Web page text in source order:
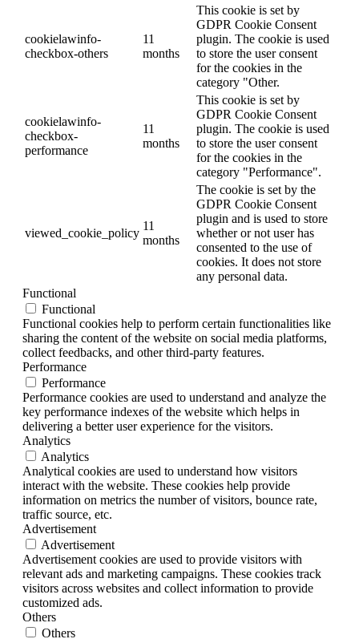
cookielawinfo-
checkbox-others
11
months
This cookie is set by
GDPR Cookie Consent
plugin. The cookie is used
to store the user consent
for the cookies in the
category "Other.
cookielawinfo-
checkbox-
performance
11
months
This cookie is set by
GDPR Cookie Consent
plugin. The cookie is used
to store the user consent
for the cookies in the
category "Performance".
viewed_cookie_policy
11
months
The cookie is set by the
GDPR Cookie Consent
plugin and is used to store
whether or not user has
consented to the use of
cookies. It does not store
any personal data.
Functional
Functional
Functional cookies help to perform certain functionalities like
sharing the content of the website on social media platforms,
collect feedbacks, and other third-party features.
Performance
Performance
Performance cookies are used to understand and analyze the
key performance indexes of the website which helps in
delivering a better user experience for the visitors.
Analytics
Analytics
Analytical cookies are used to understand how visitors
interact with the website. These cookies help provide
information on metrics the number of visitors, bounce rate,
traffic source, etc.
Advertisement
Advertisement
Advertisement cookies are used to provide visitors with
relevant ads and marketing campaigns. These cookies track
visitors across websites and collect information to provide
customized ads.
Others
Others